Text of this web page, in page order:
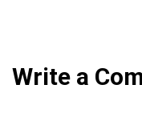
Write a